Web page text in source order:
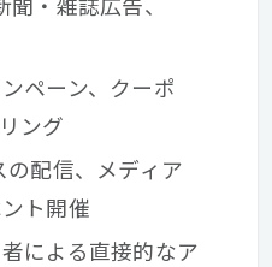
ペーン、クーポ
ング
の配信、メディア
ト開催
による直接的なア